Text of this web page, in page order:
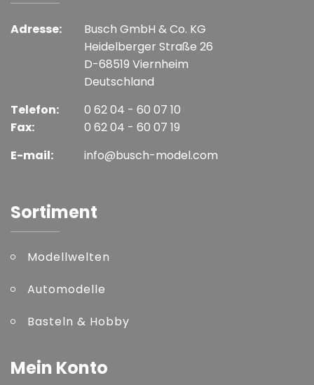
Adresse:
Busch GmbH & Co. KG
Heidelberger Straße 26
D-68519 Viernheim
Deutschland
Telefon:
Fax:
0 62 04 - 60 07 10
0 62 04 - 60 07 19
E-mail:
info@busch-model.com
Sortiment
Modellwelten
Automodelle
Basteln & Hobby
Mein Konto